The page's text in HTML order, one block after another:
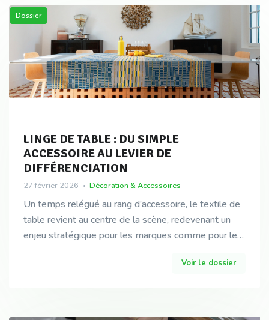
Dossier
LINGE DE TABLE : DU SIMPLE
ACCESSOIRE AU LEVIER DE
DIFFÉRENCIATION
27 février 2026 Décoration & Accessoires
Un temps relégué au rang d’accessoire, le textile de
table revient au centre de la scène, redevenant un
enjeu stratégique pour les marques comme pour les
Voir le dossier